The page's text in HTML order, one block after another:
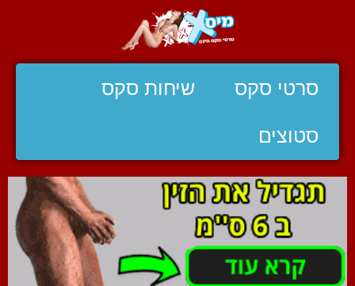
סרטי סקס שיחות סקס
סטוצים